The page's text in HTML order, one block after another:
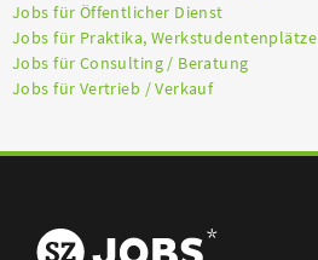
Jobs für Öffentlicher Dienst
Jobs für Praktika, Werkstudentenplätze
Jobs für Consulting / Beratung
Jobs für Vertrieb / Verkauf